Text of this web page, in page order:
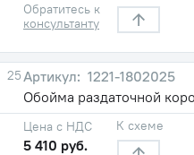
Обратитесь к
консультанту
25
1221-1802025
Обойма раздаточной
Цена с НДС
5 410 руб.
К схеме